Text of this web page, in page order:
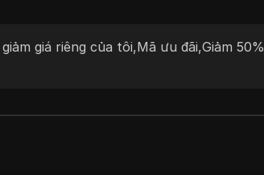
giá riêng của tôi,Mã ưu đãi,Giảm 50%